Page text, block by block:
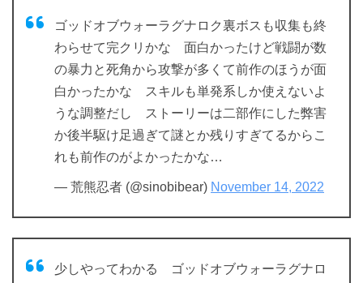
ゴッドオブウォーラグナロク裏ボスも収集も終
わらせて完クリかな 面白かったけど戦闘が数
の暴力と死角から攻撃が多くて前作のほうが面
白かったかな スキルも単発系しか使えないよ
うな調整だし ストーリーは二部作にした弊害
か後半駆け足過ぎて謎とか残りすぎてるからこ
れも前作のがよかったかな…
— 荒熊忍者 (@sinobibear) November 14, 2022
少しやってわかる ゴッドオブウォーラグナロ